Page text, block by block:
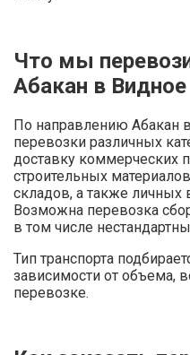
Что мы
Абакан в Видное
По направлению Абакан
перевозки различных
доставку коммерческих
строительных
складов, а также личных
Возможна перевозка
в том числе
Тип транспорта
зависимости от объема,
перевозке.